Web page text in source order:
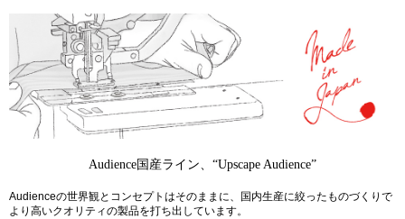
Audience国産ライン、“Upscape Audience”
Audienceの世界観とコンセプトはそのままに、国内生産に絞ったものづくりで
より高いクオリティの製品を打ち出しています。